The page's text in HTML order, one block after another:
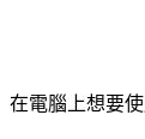
在電腦上想要